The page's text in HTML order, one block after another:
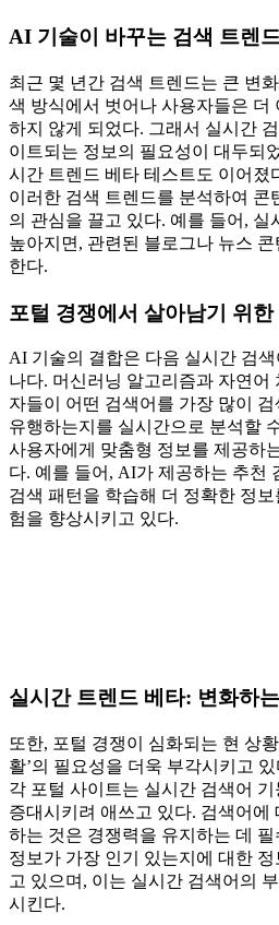
AI 기술이 바꾸는 검색 트렌
최근 몇 년간 검색 트렌드는 큰 변
색 방식에서 벗어나 사용자들은 더
하지 않게 되었다. 그래서 실시간
이트되는 정보의 필요성이 대두되
시간 트렌드 베타 테스트도 이어졌
이러한 검색 트렌드를 분석하여 콘
의 관심을 끌고 있다. 예를 들어, 실
높아지면, 관련된 블로그나 뉴스
한다.
포털 경쟁에서 살아남기 위한
AI 기술의 결합은 다음 실시간 검
나다. 머신러닝 알고리즘과 자연어
자들이 어떤 검색어를 가장 많이
유행하는지를 실시간으로 분석할
사용자에게 맞춤형 정보를 제공하
다. 예를 들어, AI가 제공하는 추천
검색 패턴을 학습해 더 정확한 정
험을 향상시키고 있다.
실시간 트렌드 베타: 변화하
또한, 포털 경쟁이 심화되는 현 상
활’의 필요성을 더욱 부각시키고
각 포털 사이트는 실시간 검색어
증대시키려 애쓰고 있다. 검색어에
하는 것은 경쟁력을 유지하는 데
정보가 가장 인기 있는지에 대한
고 있으며, 이는 실시간 검색어의
시킨다.